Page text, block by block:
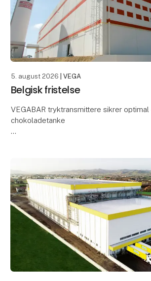
5. august 2026 | VEGA
Belgisk fristelse
VEGABAR tryktransmittere sikrer optimal
chokoladetanke